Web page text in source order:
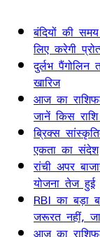
बंदियों की
लिए करेगी
दुर्लभ
खारिज
आज का
जानें किस
ब्रिक्स
एकता का संदेश
रांची अपर
योजना तेज हुई
RBI का बड़ा
जरूरत नहीं,